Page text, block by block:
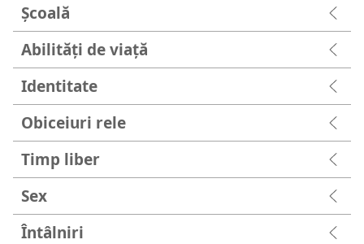
Şcoală
Abilități de viață
Identitate
Obiceiuri rele
Timp liber
Sex
Întâlniri